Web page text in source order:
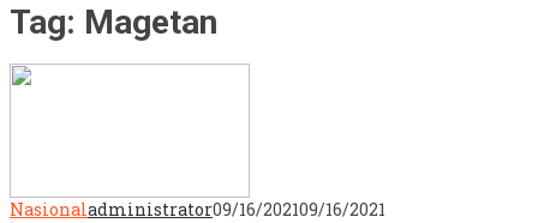
Tag: Magetan
Nasionaladministrator09/16/202109/16/2021